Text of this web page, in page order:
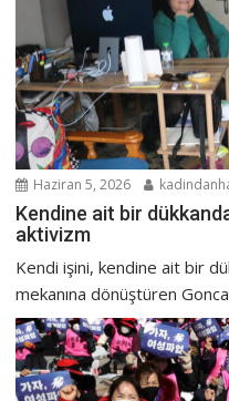
Haziran 5, 2026
Kendine ait bir
aktivizm
Kendi işini, kendine ait bir
mekanına dönüştüren